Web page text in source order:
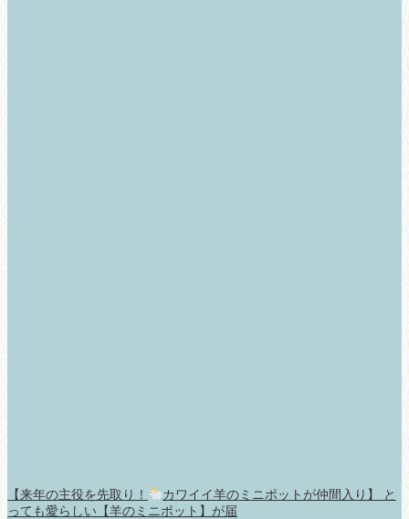
【来年の主役を先取り！
カワイイ羊のミニポットが仲間入り】 と
っても愛らしい【羊のミニポット】が届